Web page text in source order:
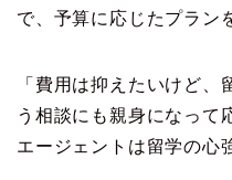
で、予算に応じたプラン
「費用は抑えたいけど
う相談にも親身になって
エージェントは留学の心